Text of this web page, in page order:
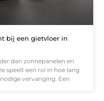
bij een gietvloer in
dan zonnepanelen en
speelt een rol in hoe lang
vervanging. Een